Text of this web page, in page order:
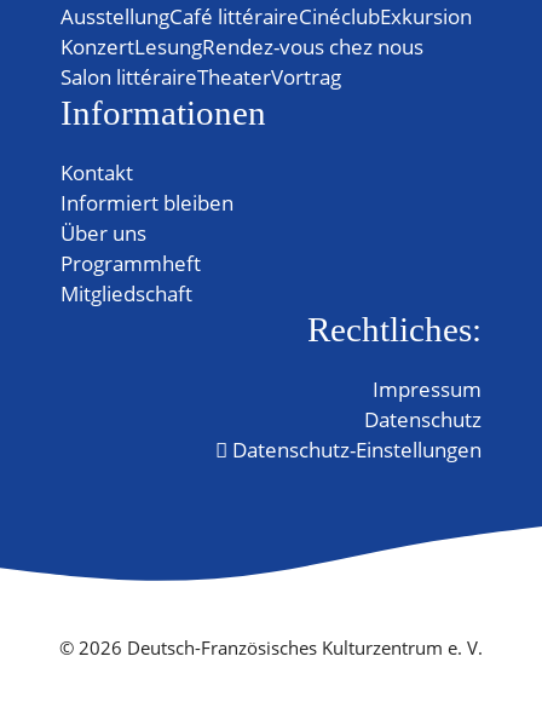
AusstellungCafé littéraireCinéclubExkursion
KonzertLesungRendez-vous chez nous
Salon littéraireTheaterVortrag
Informationen
Kontakt
Informiert bleiben
Über uns
Programmheft
Mitgliedschaft
Rechtliches:
Impressum
Datenschutz
Datenschutz-Einstellungen
© 2026 Deutsch-Französisches Kulturzentrum e. V.